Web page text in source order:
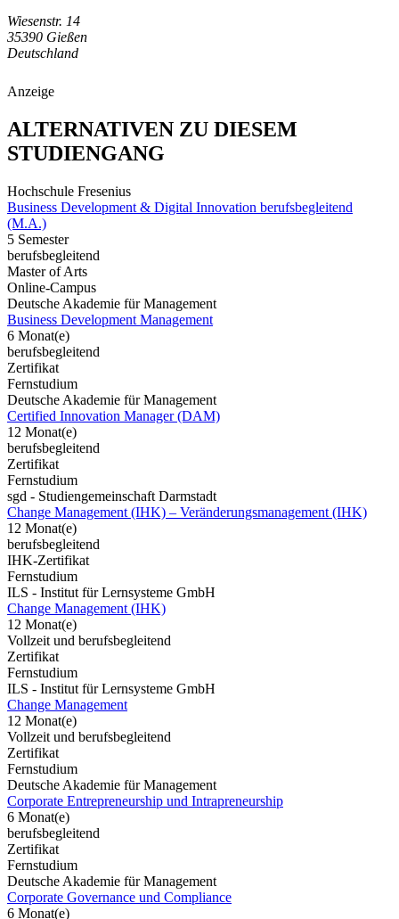
Wiesenstr. 14
35390 Gießen
Deutschland
Anzeige
ALTERNATIVEN ZU DIESEM
STUDIENGANG
Hochschule Fresenius
Business Development & Digital Innovation berufsbegleitend
(M.A.)
5 Semester
berufsbegleitend
Master of Arts
Online-Campus
Deutsche Akademie für Management
Business Development Management
6 Monat(e)
berufsbegleitend
Zertifikat
Fernstudium
Deutsche Akademie für Management
Certified Innovation Manager (DAM)
12 Monat(e)
berufsbegleitend
Zertifikat
Fernstudium
sgd - Studiengemeinschaft Darmstadt
Change Management (IHK) – Veränderungsmanagement (IHK)
12 Monat(e)
berufsbegleitend
IHK-Zertifikat
Fernstudium
ILS - Institut für Lernsysteme GmbH
Change Management (IHK)
12 Monat(e)
Vollzeit und berufsbegleitend
Zertifikat
Fernstudium
ILS - Institut für Lernsysteme GmbH
Change Management
12 Monat(e)
Vollzeit und berufsbegleitend
Zertifikat
Fernstudium
Deutsche Akademie für Management
Corporate Entrepreneurship und Intrapreneurship
6 Monat(e)
berufsbegleitend
Zertifikat
Fernstudium
Deutsche Akademie für Management
Corporate Governance und Compliance
6 Monat(e)